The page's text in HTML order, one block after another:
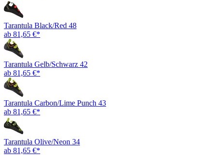
Tarantula Black/Red 48
ab 81,65 €*
Tarantula Gelb/Schwarz 42
ab 81,65 €*
Tarantula Carbon/Lime Punch 43
ab 81,65 €*
Tarantula Olive/Neon 34
ab 81,65 €*